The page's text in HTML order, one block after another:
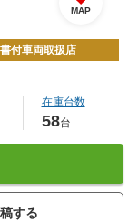
MAP
付車両取扱店
在庫台数
58台
する